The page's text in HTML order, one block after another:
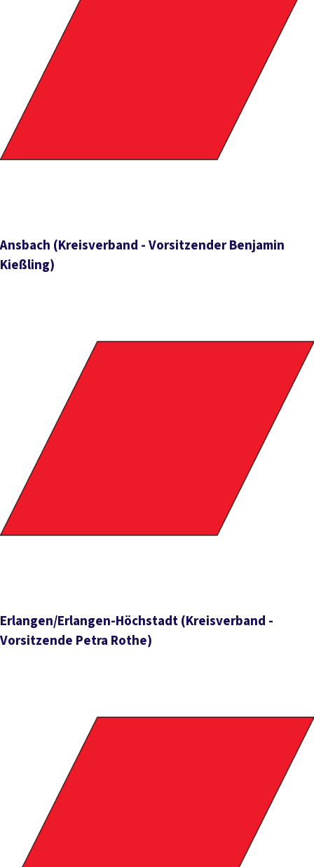
Ansbach (Kreisverband - Vorsitzender Benjamin
Kießling)
Erlangen/Erlangen-Höchstadt(Kreisverband -
Vorsitzende Petra Rothe)